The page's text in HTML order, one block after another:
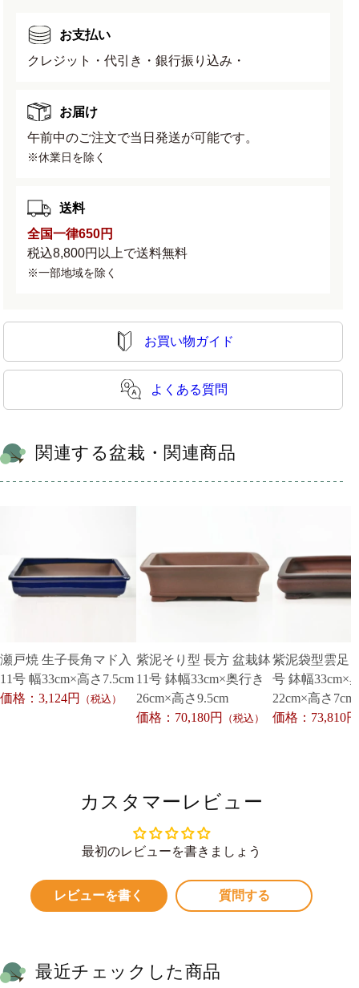
量
を
減
す
を
増
お支払い
クレジット・代引き・銀行振り込み・
お届け
午前中のご注文で当日発送が可能です。
※休業日を除く
送料
全国一律650円
税込8,800円以上で送料無料
※一部地域を除く
お買い物ガイド
よくある質問
関連する盆栽・関連商品
瀬戸焼 生子長角マド入
11号 幅33cm×高さ7.5cm
価格：3,124円
（税込）
紫泥そり型 長方 盆栽鉢
11号 鉢幅33cm×奥行き
26cm×高さ9.5cm
価格：70,180円
（税込）
紫泥袋型雲足
号 鉢幅33cm×
22cm×高さ7cm
価格：73,810円
カスタマーレビュー
最初のレビューを書きましょう
レビューを書く 質問する
最近チェックした商品